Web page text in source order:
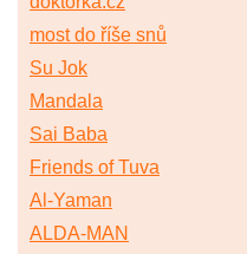
most do říše snů
Su Jok
Mandala
Sai Baba
Friends of Tuva
Al-Yaman
ALDA-MAN